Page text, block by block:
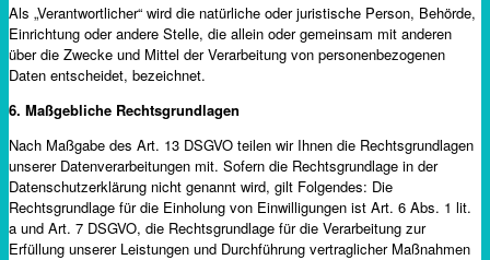
Als „Verantwortlicher“ wird die natürliche oder juristische Person, Behörde,
Einrichtung oder andere Stelle, die allein oder gemeinsam mit anderen
über die Zwecke und Mittel der Verarbeitung von personenbezogenen
Daten entscheidet, bezeichnet.
6. Maßgebliche Rechtsgrundlagen
Nach Maßgabe des Art. 13 DSGVO teilen wir Ihnen die Rechtsgrundlagen
unserer Datenverarbeitungen mit. Sofern die Rechtsgrundlage in der
Datenschutzerklärung nicht genannt wird, gilt Folgendes: Die
Rechtsgrundlage für die Einholung von Einwilligungen ist Art. 6 Abs. 1 lit.
a und Art. 7 DSGVO, die Rechtsgrundlage für die Verarbeitung zur
Erfüllung unserer Leistungen und Durchführung vertraglicher Maßnahmen